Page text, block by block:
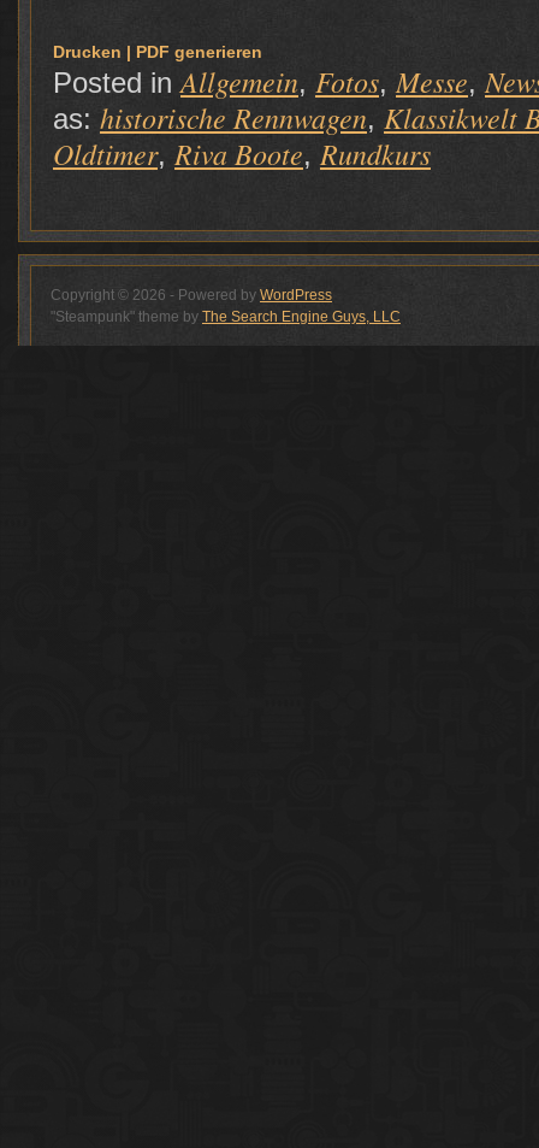
Drucken | PDF generieren
Posted in Allgemein, Fotos, Messe,
as: historische Rennwagen, Klassikwelt
Oldtimer, Riva Boote, Rundkurs
Copyright © 2026 - Powered by WordPress
"Steampunk" theme by The Search Engine Guys, LLC